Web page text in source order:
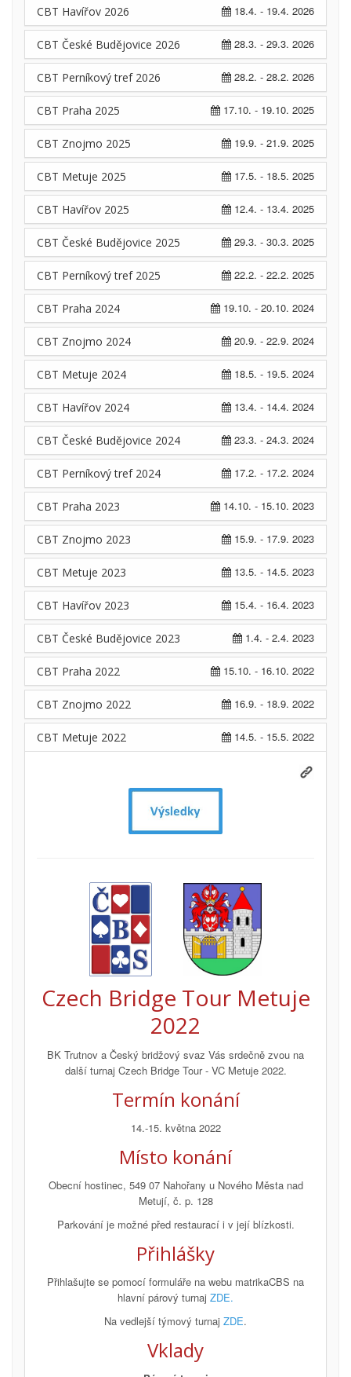
18.4. - 19.4. 2026
CBT Havířov 2026
28.3. - 29.3. 2026
CBT České Budějovice 2026
28.2. - 28.2. 2026
CBT Perníkový tref 2026
17.10. - 19.10. 2025
CBT Praha 2025
19.9. - 21.9. 2025
CBT Znojmo 2025
17.5. - 18.5. 2025
CBT Metuje 2025
12.4. - 13.4. 2025
CBT Havířov 2025
29.3. - 30.3. 2025
CBT České Budějovice 2025
22.2. - 22.2. 2025
CBT Perníkový tref 2025
19.10. - 20.10. 2024
CBT Praha 2024
20.9. - 22.9. 2024
CBT Znojmo 2024
18.5. - 19.5. 2024
CBT Metuje 2024
13.4. - 14.4. 2024
CBT Havířov 2024
23.3. - 24.3. 2024
CBT České Budějovice 2024
17.2. - 17.2. 2024
CBT Perníkový tref 2024
14.10. - 15.10. 2023
CBT Praha 2023
15.9. - 17.9. 2023
CBT Znojmo 2023
13.5. - 14.5. 2023
CBT Metuje 2023
15.4. - 16.4. 2023
CBT Havířov 2023
1.4. - 2.4. 2023
CBT České Budějovice 2023
15.10. - 16.10. 2022
CBT Praha 2022
16.9. - 18.9. 2022
CBT Znojmo 2022
14.5. - 15.5. 2022
CBT Metuje 2022
Czech Bridge Tour Metuje
2022
BK Trutnov a Český bridžový svaz Vás srdečně zvou na
další turnaj Czech Bridge Tour - VC Metuje 2022.
Termín konání
14.-15. května 2022
Místo konání
Obecní hostinec, 549 07 Nahořany u Nového Města nad
Metují, č. p. 128
Parkování je možné před restaurací i v její blízkosti.
Přihlášky
Přihlašujte se pomocí formuláře na webu matrikaCBS na
hlavní párový turnaj ZDE.
Na vedlejší týmový turnaj ZDE.
Vklady